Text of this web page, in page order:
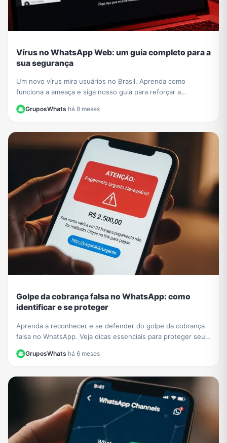
Vírus no WhatsApp Web: um guia completo para a
sua segurança
Um novo vírus mira usuários no Brasil. Aprenda como
funciona a ameaça e siga nosso guia para reforçar a
segurança no WhatsApp Web e proteger seus dados.
GruposWhats·há 8 meses
Golpe da cobrança falsa no WhatsApp: como
identificar e se proteger
Aprenda a reconhecer e se defender do golpe da cobrança
falsa no WhatsApp. Veja dicas essenciais para proteger seus
GruposWhats·há 6 meses